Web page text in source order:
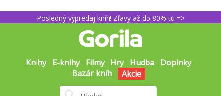
Posledný výpredaj kníh! Zľavy až do 80% tu =>
Knihy E-knihy Filmy Hry Hudba Doplnky
Bazár kníh
Akcie